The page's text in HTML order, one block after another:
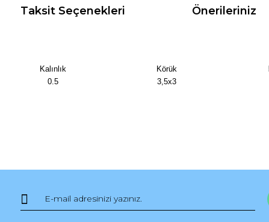
Taksit Seçenekleri Önerileriniz
Kalınlık Körük
0.5 3,5x3
Yaz